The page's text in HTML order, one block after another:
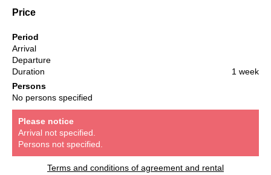
Price
Period
Arrival
Departure
Duration
1 week
Persons
No persons specified
Please notice
Arrival not specified.
Persons not specified.
Terms and conditions of agreement and rental